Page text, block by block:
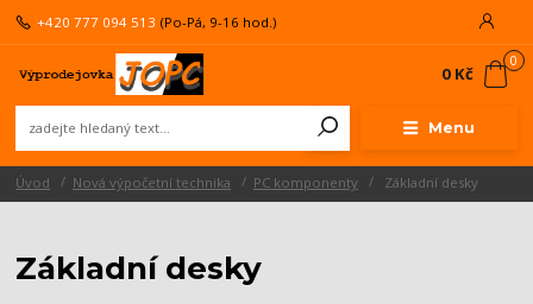
Menu
+420 777 094 513 (Po-Pá, 9-16 hod.)
0
0 Kč
Úvod Nová výpočetní technika PC komponenty Základní desky
Základní desky